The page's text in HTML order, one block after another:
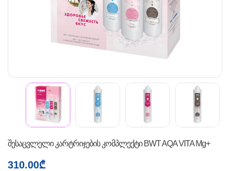
შესაცვლელი კარტრიჯების კომპლექტი BWT AQA VITA Mg+
310.00₾